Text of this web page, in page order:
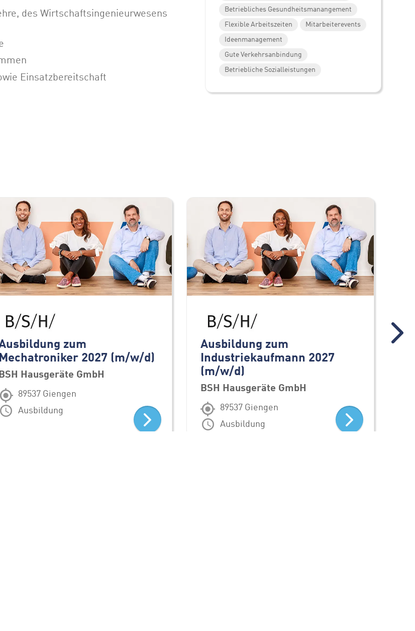
des Wirtschaftsingenieurwesens
Einsatzbereitschaft
Betriebliches Gesundheitsmanangement
Flexible Arbeitszeiten
Mitarbeiterevents
Ideenmanagement
Gute Verkehrsanbindung
Betriebliche Sozialleistungen
zum
Mechatroniker 2027 (m/w/d)
Hausgeräte GmbH
89537 Giengen
Ausbildung
Ausbildung zum
Industriekaufmann 2027
(m/w/d)
BSH Hausgeräte GmbH
89537 Giengen
Ausbildung